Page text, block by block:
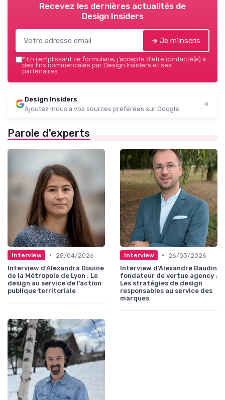
Recevez les dernières actualités de
Design Insiders
➔ Je m'inscris
* En remplissant ce formulaire, j’accepte d’être contacté(e) à
des fins commerciales par Design Insiders et ses
partenaires.
Design Insiders
Ajoutez-nous à vos sources préférées sur Google
Parole d'experts
Interview •
28/04/2026
Interview d'Alexandra Douine
de la Métropole de Lyon : Le
design au service de l’action
publique territoriale
Interview •
26/03/2026
Interview d'Alexandre Baudin
fondateur de vertue agency :
Les stratégies de design
responsables au service des
marques